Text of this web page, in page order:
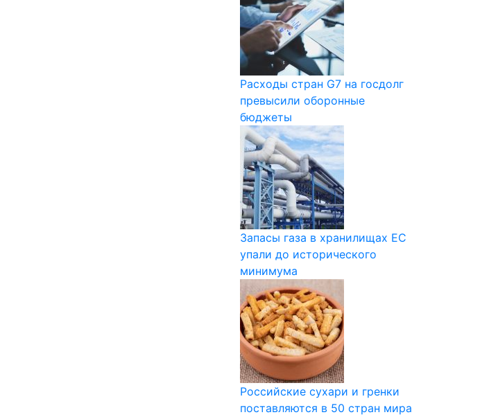
Расходы стран G7 на госдолг
превысили оборонные
бюджеты
Запасы газа в хранилищах ЕС
упали до исторического
минимума
Российские сухари и гренки
поставляются в 50 стран мира